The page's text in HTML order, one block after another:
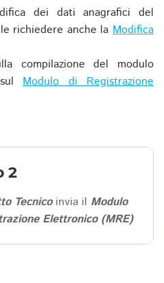
dei dati anagrafici del
richiedere anche laModifica
compilazione del modulo
Modulo di Registrazione
2
Tecnicoinvia il Modulo
Elettronico (MRE)